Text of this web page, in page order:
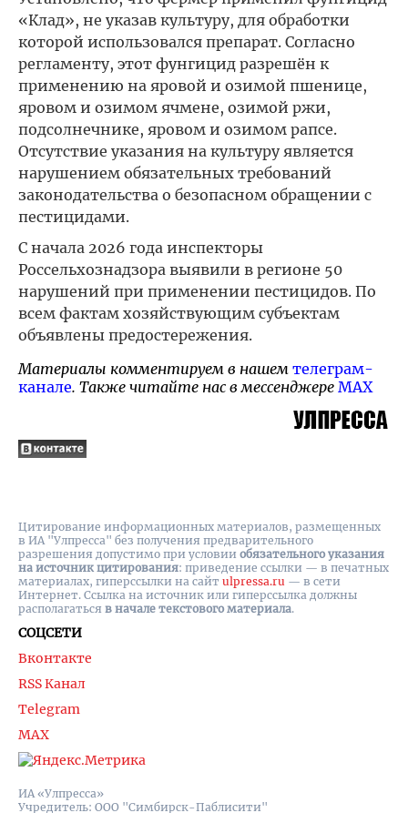
«Клад», не указав культуру, для обработки
которой использовался препарат. Согласно
регламенту, этот фунгицид разрешён к
применению на яровой и озимой пшенице,
яровом и озимом ячмене, озимой ржи,
подсолнечнике, яровом и озимом рапсе.
Отсутствие указания на культуру является
нарушением обязательных требований
законодательства о безопасном обращении с
пестицидами.
С начала 2026 года инспекторы
Россельхознадзора выявили в регионе 50
нарушений при применении пестицидов. По
всем фактам хозяйствующим субъектам
объявлены предостережения.
Материалы комментируем в нашем телеграм-
канале. Также читайте нас в мессенджере MAX
ИА «Улпресса»
Учредитель: ООО "Симбирск-Паблисити"
СОЦСЕТИ
Вконтакте
RSS Канал
Telegram
MAX
Цитирование информационных материалов, размещенных
в ИА "Улпресса" без получения предварительного
разрешения допустимо при условии обязательного указания
на источник цитирования: приведение ссылки — в печатных
материалах, гиперссылки на cайт ulpressa.ru — в сети
Интернет. Ссылка на источник или гиперссылка должны
располагаться в начале текстового материала.